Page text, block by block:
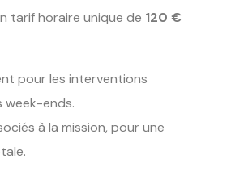
tarif horaire unique de 120 €
pour les interventions
week-ends.
à la mission, pour une